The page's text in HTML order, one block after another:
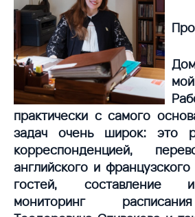
практически с самого
задач очень широк: это
корреспонденцией,
английского и
гостей, составление
мониторинг